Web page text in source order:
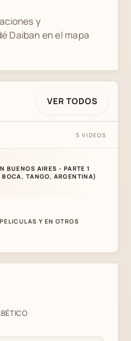
y
Daiban en el mapa
VER TODOS
ARGENTINA)5 VIDEOS
BUENOS AIRES - PARTE 1
TANGO, ARGENTINA)
Y EN OTROS
DUENDES - NOSTALGIA DE